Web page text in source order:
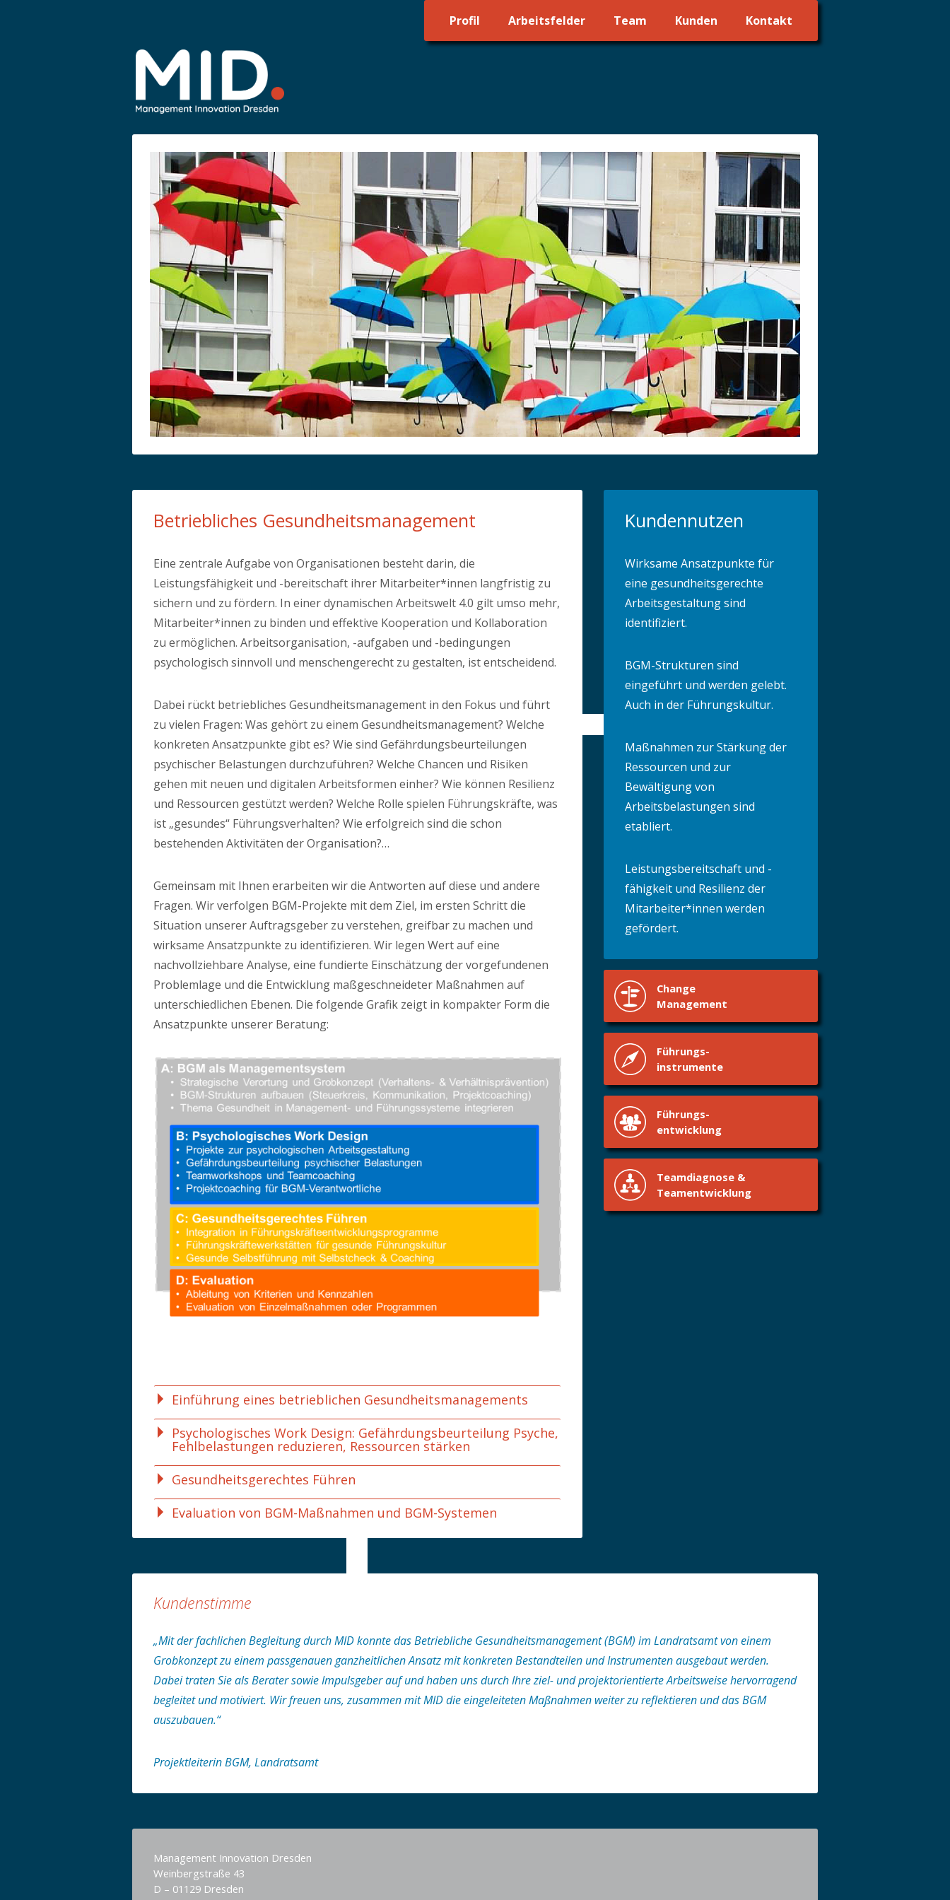
Profil Arbeitsfelder Team Kunden Kontakt
Betriebliches Gesundheitsmanagement
Eine zentrale Aufgabe von Organisationen besteht darin, die
Leistungsfähigkeit und -bereitschaft ihrer Mitarbeiter*innen langfristig zu
sichern und zu fördern. In einer dynamischen Arbeitswelt 4.0 gilt umso mehr,
Mitarbeiter*innen zu binden und effektive Kooperation und Kollaboration
zu ermöglichen. Arbeitsorganisation, -aufgaben und -bedingungen
psychologisch sinnvoll und menschengerecht zu gestalten, ist entscheidend.
Dabei rückt betriebliches Gesundheitsmanagement in den Fokus und führt
zu vielen Fragen: Was gehört zu einem Gesundheitsmanagement? Welche
konkreten Ansatzpunkte gibt es? Wie sind Gefährdungsbeurteilungen
psychischer Belastungen durchzuführen? Welche Chancen und Risiken
gehen mit neuen und digitalen Arbeitsformen einher? Wie können Resilienz
und Ressourcen gestützt werden? Welche Rolle spielen Führungskräfte, was
ist „gesundes“ Führungsverhalten? Wie erfolgreich sind die schon
bestehenden Aktivitäten der Organisation?…
Gemeinsam mit Ihnen erarbeiten wir die Antworten auf diese und andere
Fragen. Wir verfolgen BGM-Projekte mit dem Ziel, im ersten Schritt die
Situation unserer Auftragsgeber zu verstehen, greifbar zu machen und
wirksame Ansatzpunkte zu identifizieren. Wir legen Wert auf eine
nachvollziehbare Analyse, eine fundierte Einschätzung der vorgefundenen
Problemlage und die Entwicklung maßgeschneideter Maßnahmen auf
unterschiedlichen Ebenen. Die folgende Grafik zeigt in kompakter Form die
Ansatzpunkte unserer Beratung:
Einführung eines betrieblichen Gesundheitsmanagements
Psychologisches Work Design: Gefährdungsbeurteilung Psyche,
Fehlbelastungen reduzieren, Ressourcen stärken
Gesundheitsgerechtes Führen
Evaluation von BGM-Maßnahmen und BGM-Systemen
Kundennutzen
Wirksame Ansatzpunkte für
eine gesundheitsgerechte
Arbeitsgestaltung sind
identifiziert.
BGM-Strukturen sind
eingeführt und werden gelebt.
Auch in der Führungskultur.
Maßnahmen zur Stärkung der
Ressourcen und zur
Bewältigung von
Arbeitsbelastungen sind
etabliert.
Leistungsbereitschaft und -
fähigkeit und Resilienz der
Mitarbeiter*innen werden
gefördert.
Change
Management
Führungs-
instrumente
Führungs-
entwicklung
Teamdiagnose &
Teamentwicklung
Kundenstimme
„Mit der fachlichen Begleitung durch MID konnte das Betriebliche Gesundheitsmanagement (BGM) im Landratsamt von einem
Grobkonzept zu einem passgenauen ganzheitlichen Ansatz mit konkreten Bestandteilen und Instrumenten ausgebaut werden.
Dabei traten Sie als Berater sowie Impulsgeber auf und haben uns durch Ihre ziel- und projektorientierte Arbeitsweise hervorragend
begleitet und motiviert. Wir freuen uns, zusammen mit MID die eingeleiteten Maßnahmen weiter zu reflektieren und das BGM
auszubauen.“
Projektleiterin BGM, Landratsamt
Management Innovation Dresden
Weinbergstraße 43
D – 01129 Dresden